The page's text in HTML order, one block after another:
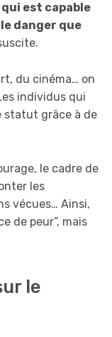
est capable
danger que
du cinéma… on
individus qui
statut grâce à de
le cadre de
les
vécues… Ainsi,
de peur”, mais
le